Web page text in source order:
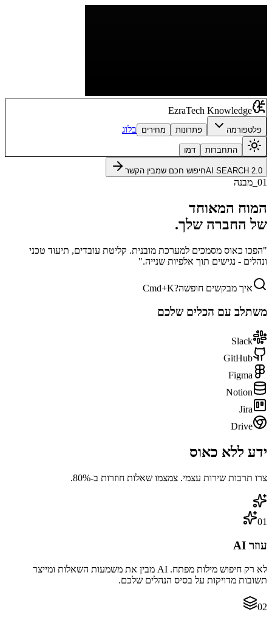
EzraTech Knowledge
פלטפורמה פתרונות מחירים בלוג
התחברות דמו
AI SEARCH 2.0חיפוש חכם שמבין הקשר
01_מבנה
המוח המאוחד
של החברה שלך.
"הפכו כאוס מסמכים למערכת מובנית. קליטת עובדים, תיעוד טכני
ונהלים - נגישים תוך אלפיות שנייה."
איך מבקשים חופשה?Cmd+K
משתלב עם הכלים שלכם
Slack
GitHub
Figma
Notion
Jira
Drive
ידע ללא כאוס
צרו תרבות שירות עצמי. צמצמו שאלות חוזרות ב-80%.
01
עוזר AI
לא רק חיפוש מילות מפתח. AI מבין את משמעות השאלות ומייצר
תשובות מדויקות על בסיס הנהלים שלכם.
02